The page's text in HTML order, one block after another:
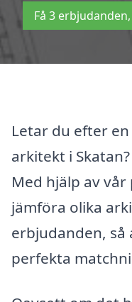
Få 3
Letar du efter
arkitekt i
Med hjälp av
jämföra olika
erbjudanden,
perfekta